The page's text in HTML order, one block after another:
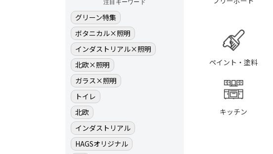
ペイント・塗料
キッチン
注目キーワード
グリーン特集
ボタニカル×照明
インダストリアル×照明
北欧×照明
ガラス×照明
トイレ
北欧
インダストリアル
HAGSオリジナル